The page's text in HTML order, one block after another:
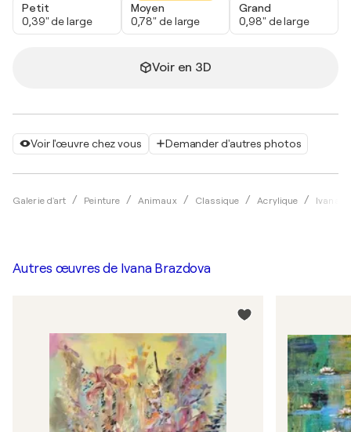
Voir l'œuvre chez vous Demander d'autres photos
Galerie d'art Peinture Animaux Classique Acrylique Ivana
Petit
0,39" de large
Moyen
0,78" de large
Grand
0,98" de large
Voir en 3D
Autres œuvres de Ivana Brazdova